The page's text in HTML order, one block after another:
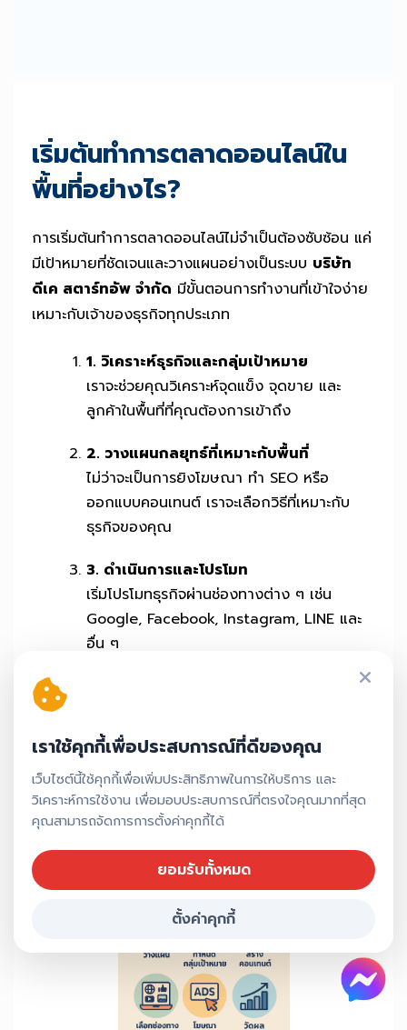
เริ่มต้นทำการตลาดออนไลน์ใน
พื้นที่อย่างไร?
การเริ่มต้นทำการตลาดออนไลน์ไม่จำเป็นต้องซับซ้อน แค่
มีเป้าหมายที่ชัดเจนและวางแผนอย่างเป็นระบบ บริษัท
ดีเค สตาร์ทอัพ จำกัด มีขั้นตอนการทำงานที่เข้าใจง่าย
เหมาะกับเจ้าของธุรกิจทุกประเภท
1. วิเคราะห์ธุรกิจและกลุ่มเป้าหมาย
เราจะช่วยคุณวิเคราะห์จุดแข็ง จุดขาย และ
ลูกค้าในพื้นที่ที่คุณต้องการเข้าถึง
2. วางแผนกลยุทธ์ที่เหมาะกับพื้นที่
ไม่ว่าจะเป็นการยิงโฆษณา ทำ SEO หรือ
ออกแบบคอนเทนต์ เราจะเลือกวิธีที่เหมาะกับ
ธุรกิจของคุณ
3. ดำเนินการและโปรโมท
เริ่มโปรโมทธุรกิจผ่านช่องทางต่าง ๆ เช่น
Google, Facebook, Instagram, LINE และ
อื่น ๆ
ให้คุณเห็นข้อมูลจริง และพัฒนาอย่างต่อเนื่อง
หากคุณยังไม่แน่ใจว่าจะเริ่มจากตรงไหน ไม่ต้องกังวล!
ทีมของเราพร้อมให้คำปรึกษาฟรี และช่วยวางแผนการ
เราใช้คุกกี้เพื่อประสบการณ์ที่ดีของคุณ
เว็บไซต์นี้ใช้คุกกี้เพื่อเพิ่มประสิทธิภาพในการให้บริการ และ
วิเคราะห์การใช้งาน เพื่อมอบประสบการณ์ที่ตรงใจคุณมากที่สุด
คุณสามารถจัดการการตั้งค่าคุกกี้ได้
ยอมรับทั้งหมด
ตั้งค่าคุกกี้